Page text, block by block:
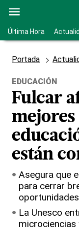
Última Hora
Portada
EDUCACIÓN
Fulcar
mejores
están
Asegura que
para cerrar
oportunidades
La Unesco